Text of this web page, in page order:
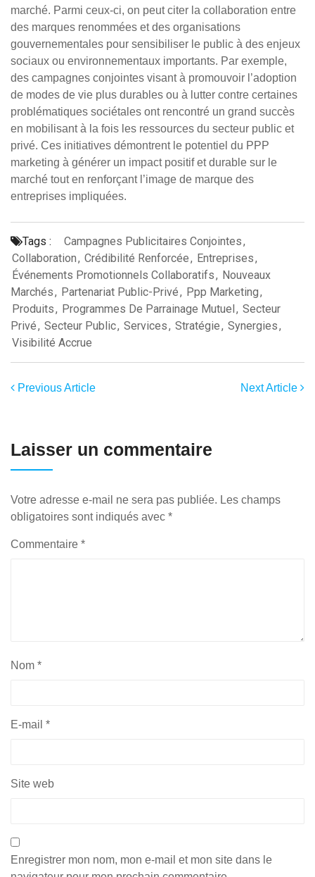
marché. Parmi ceux-ci, on peut citer la collaboration entre
des marques renommées et des organisations
gouvernementales pour sensibiliser le public à des enjeux
sociaux ou environnementaux importants. Par exemple,
des campagnes conjointes visant à promouvoir l’adoption
de modes de vie plus durables ou à lutter contre certaines
problématiques sociétales ont rencontré un grand succès
en mobilisant à la fois les ressources du secteur public et
privé. Ces initiatives démontrent le potentiel du PPP
marketing à générer un impact positif et durable sur le
marché tout en renforçant l’image de marque des
entreprises impliquées.
Tags : Campagnes Publicitaires Conjointes,
Collaboration, Crédibilité Renforcée, Entreprises,
Événements Promotionnels Collaboratifs, Nouveaux
Marchés, Partenariat Public-Privé, Ppp Marketing,
Produits, Programmes De Parrainage Mutuel, Secteur
Privé, Secteur Public, Services, Stratégie, Synergies,
Visibilité Accrue
Previous Article Next Article
Laisser un commentaire
Votre adresse e-mail ne sera pas publiée. Les champs
obligatoires sont indiqués avec *
Commentaire *
Nom *
E-mail *
Site web
Enregistrer mon nom, mon e-mail et mon site dans le